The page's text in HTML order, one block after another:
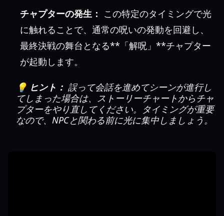
チャプターの発生： この特定のタイミングで光
に触れることで、通常の呪いの発動を回避し、
最終決戦の舞台となる**「解呪」**チャプター
が起動します。
💡 ヒント： 誤って会話を進めてシーンが進行し
てしまった場合は、ストーリーチャートからチャ
プターをやり直してください。タイミングが重要
なので、NPCと関わる前に光に集中しましょう。